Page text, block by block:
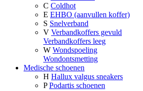
C Coldhot
E EHBO (aanvullen koffer)
S Snelverband
V Verbandkoffers gevuld
Verbandkoffers leeg
W Wondspoeling
Wondontsmetting
Medische schoenen
H Hallux valgus sneakers
P Podartis schoenen